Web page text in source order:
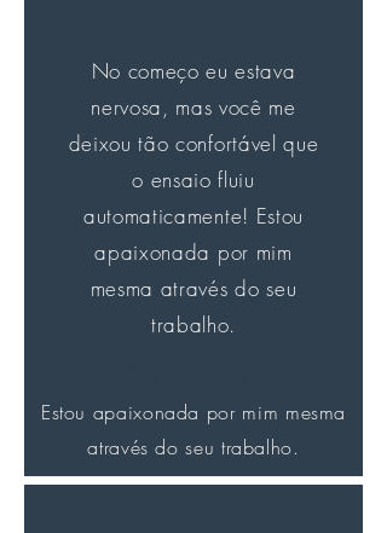
No começo eu estava
nervosa, mas você me
deixou tão confortável que
o ensaio fluiu
automaticamente! Estou
apaixonada por mim
mesma através do seu
trabalho.
Estou apaixonada por mim mesma
através do seu trabalho.